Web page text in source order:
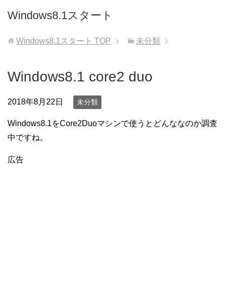
Windows8.1スタート
Windows8.1スタート TOP 未分類
Windows8.1 core2 duo
2018年8月22日 未分類
Windows8.1をCore2Duoマシンで使うとどんななのか調査
中ですね。
広告